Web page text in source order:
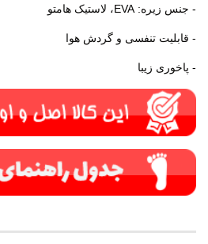
- جنس زیره: EVA، لاستیک هامتو
- قابلیت تنفسی و گردش هوا
- پاخوری زیبا